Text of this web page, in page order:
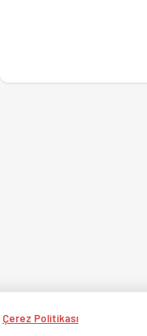
Çerez Politikası